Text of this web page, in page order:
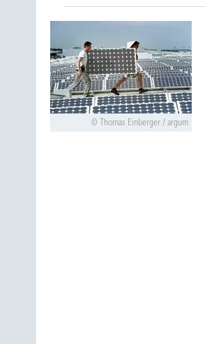
Thomas Einberger / argum